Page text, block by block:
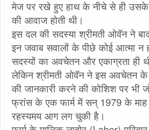
मेज पर रखे हुए हाथ के नीचे से ही
की आवाज होती थी।
इस दल की सदस्या श्रीमती ओवॅन ने
इन जवाब सवालों के पीछे कोई आत्मा
सदस्यों का अवचेतन और एकाग्रता ही
लेकिन श्रीमती ओवॅन ने इस अवचेतन के
की जानकारी करने की कोशिश पर भी
फ्रांस के एक फार्म में सन् 1979 के माह
रहस्यमय आग लग चुकी है।